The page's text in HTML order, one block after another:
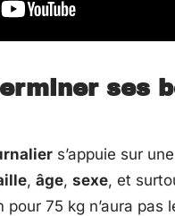
ses
s’appuie sur
, âge, sexe, et
75 kg n’aura